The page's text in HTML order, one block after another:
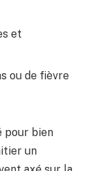
et
ou de fièvre
pour bien
un